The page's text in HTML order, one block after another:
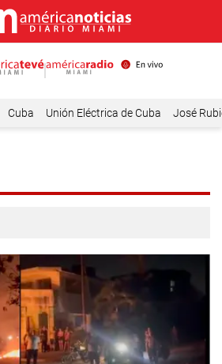
Cuba Unión Eléctrica de Cuba José